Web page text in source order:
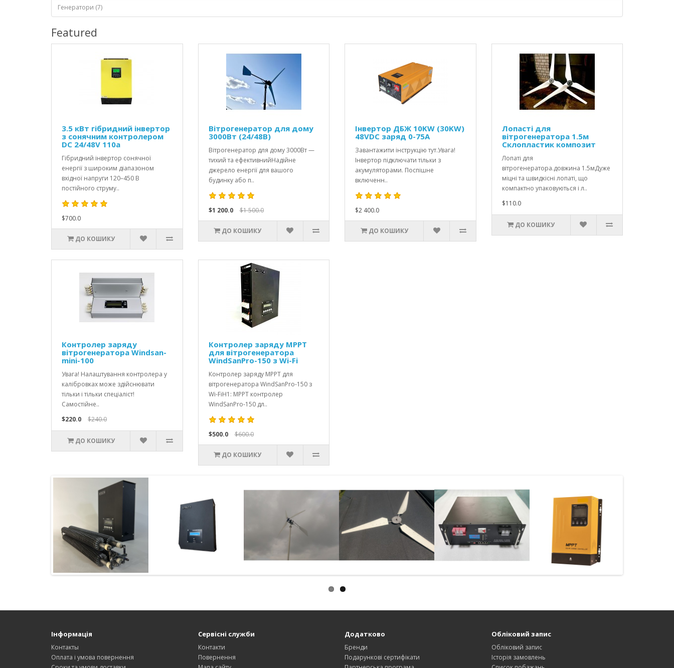
Генератори (7)
Featured
3.5 кВт гібридний інвертор
з сонячним контролером
DC 24/48V 110а
Гібридний інвертор сонячної
енергії з широким діапазоном
вхідної напруги 120–450 В
постійного струму..
$700.0
ДО КОШИКУ
Вітрогенератор для дому
3000Вт (24/48В)
Вітрогенератор для дому 3000Вт —
тихий та ефективнийНадійне
джерело енергії для вашого
будинку або п..
$1 200.0 $1 500.0
ДО КОШИКУ
Інвертор ДБЖ 10KW (30KW)
48VDC заряд 0-75A
Завантажити інструкцію тут.Увага!
Інвертор підключати тільки з
акумуляторами. Поспішне
включенн..
$2 400.0
ДО КОШИКУ
Лопасті для
вітрогенератора 1.5м
Склопластик композит
Лопаті для
вітрогенератора.довжина 1.5мДуже
міцні та швидкісні лопаті, що
компактно упаковуються і л..
$110.0
ДО КОШИКУ
Контролер заряду
вітрогенератора Windsan-
mini-100
Увага! Налаштування контролера у
калібровках може здійснювати
тільки і тільки спеціаліст!
Самостійне..
$220.0
$240.0
ДО КОШИКУ
Контролер заряду MPPT
для вітрогенератора
WindSanPro-150 з Wi-Fi
Контролер заряду MPPT для
вітрогенератора WindSanPro-150 з
Wi-FiH1: MPPT контролер
WindSanPro-150 дл..
$500.0 $600.0
ДО КОШИКУ
Інформація
Контакты
Оплата і умова повернення
Сервісні служби
Контакти
Повернення
Додатково
Бренди
Подарункові сертифікати
Обліковий запис
Обліковий запис
Історія замовлень